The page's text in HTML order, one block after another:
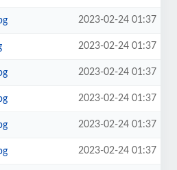
2023-02-24 01:37
2023-02-24 01:37
2023-02-24 01:37
2023-02-24 01:37
2023-02-24 01:37
2023-02-24 01:37